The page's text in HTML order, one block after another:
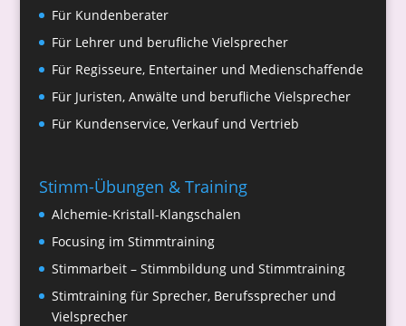
Für Kundenberater
Für Lehrer und berufliche Vielsprecher
Für Regisseure, Entertainer und Medienschaffende
Für Juristen, Anwälte und berufliche Vielsprecher
Für Kundenservice, Verkauf und Vertrieb
Stimm-Übungen & Training
Alchemie-Kristall-Klangschalen
Focusing im Stimmtraining
Stimmarbeit – Stimmbildung und Stimmtraining
Stimtraining für Sprecher, Berufssprecher und
Vielsprecher